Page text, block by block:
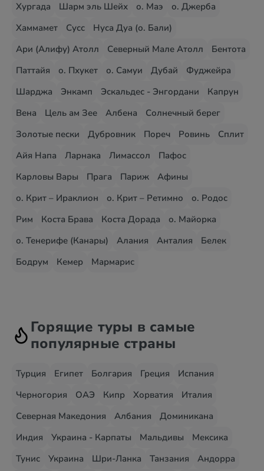
Хургада Шарм эль Шейх о. Маэ
о. Джерба
Хаммамет
Сусс
Нуса Дуа (о. Бали)
Ари (Алифу) Атолл
Северный Мале Атолл
Бентота
Паттайя
о. Пхукет о. Самуи Дубай
Фуджейра
Шарджа
Энкамп Эскальдес - Энгордани
Капрун
Вена
Цель ам Зее Албена
Солнечный берег
Золотые пески
Дубровник Пореч Ровинь
Сплит
Айя Напа
Ларнака Лимассол
Пафос
Карловы Вары
Прага Париж
Афины
о. Крит – Ираклион
о. Крит – Ретимно
о. Родос
Рим
Коста Брава Коста Дорада
о. Майорка
о. Тенерифе (Канары)
Алания Анталия
Белек
Бодрум
Кемер Мармарис
Горящие туры в самые
популярные страны
Турция Египет Болгария Греция
Испания
Черногория
ОАЭ Кипр Хорватия
Италия
Северная Македония
Албания
Доминикана
Индия
Украина - Карпаты Мальдивы
Мексика
Тунис
Украина Шри-Ланка Танзания
Андорра